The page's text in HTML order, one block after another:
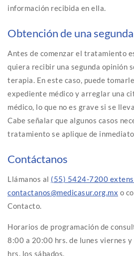
información recibida en ella.
Obtención de una
Antes de comenzar el tratamiento
quiera recibir una segunda opinión
terapia. En este caso, puede
expediente médico y arreglar una
médico, lo que no es grave si se
Cabe señalar que algunos casos
tratamiento se aplique de
Contáctanos
Llámanos al (55) 5424-7200
contactanos@medicasur.org.mx o
Contacto.
Horarios de programación de
8:00 a 20:00 hrs. de lunes viernes
hrs. los sábados.